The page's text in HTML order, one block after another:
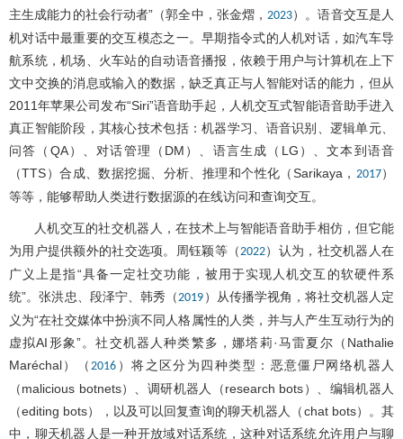
主生成能力的社会行动者”（郭全中，张金熠， 2023）。语音交互是人
机对话中最重要的交互模态之一。早期指令式的人机对话，如汽车导
航系统，机场、火车站的自动语音播报，依赖于用户与计算机在上下
文中交换的消息或输入的数据，缺乏真正与人智能对话的能力，但从
2011年苹果公司发布“Siri”语音助手起，人机交互式智能语音助手进入
真正智能阶段，其核心技术包括：机器学习、语音识别、逻辑单元、
问答（QA）、对话管理（DM）、语言生成（LG）、文本到语音
（TTS）合成、数据挖掘、分析、推理和个性化（Sarikaya， 2017）
等等，能够帮助人类进行数据源的在线访问和查询交互。
人机交互的社交机器人，在技术上与智能语音助手相仿，但它能
为用户提供额外的社交选项。周钰颖等（2022）认为，社交机器人在
广义上是指“具备一定社交功能，被用于实现人机交互的软硬件系
统”。张洪忠、段泽宁、韩秀（2019 ）从传播学视角，将社交机器人定
义为“在社交媒体中扮演不同人格属性的人类，并与人产生互动行为的
虚拟AI形象”。社交机器人种类繁多，娜塔莉·马雷夏尔（Nathalie
Maréchal）（ 2016 ）将之区分为四种类型：恶意僵尸网络机器人
（malicious botnets）、调研机器人（research bots）、编辑机器人
（editing bots），以及可以回复查询的聊天机器人（chat bots）。其
中，聊天机器人是一种开放域对话系统，这种对话系统允许用户与聊